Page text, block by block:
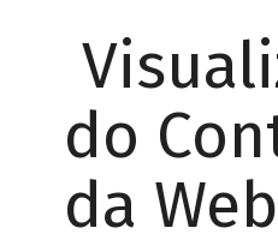
do
da Web